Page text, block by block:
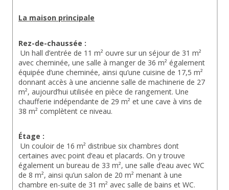
La maison principale
Rez-de-chaussée :
avec cheminée, une salle à manger de 36 m² également
équipée d’une cheminée, ainsi qu’une cuisine de 17,5 m²
donnant accès à une ancienne salle de machinerie de 27
m², aujourd’hui utilisée en pièce de rangement. Une
chaufferie indépendante de 29 m² et une cave à vins de
38 m² complètent ce niveau.
Étage :
certaines avec point d’eau et placards. On y trouve
également un bureau de 33 m², une salle d’eau avec WC
de 8 m², ainsi qu’un salon de 20 m² menant à une
chambre en-suite de 31 m² avec salle de bains et WC.